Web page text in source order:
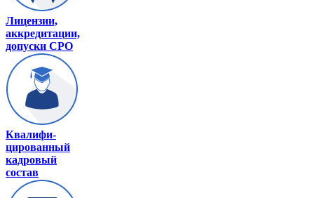
Лицензии,
аккредитации,
допуски СРО
Квалифи-
цированный
кадровый
состав